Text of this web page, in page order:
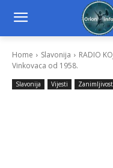
Home Slavonija
RADIO
Vinkovaca od 1958.
Slavonija Vijesti